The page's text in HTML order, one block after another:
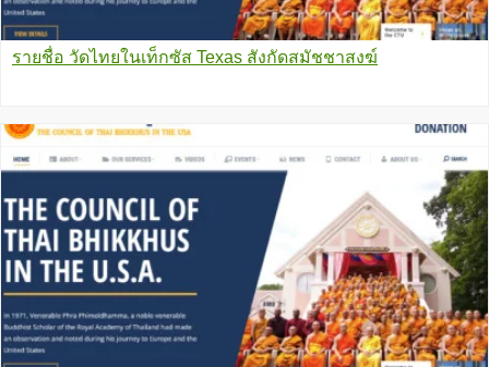
รายชื่อ วัดไทยในเท็กซัส Texas สังกัดสมัชชาสงฆ์